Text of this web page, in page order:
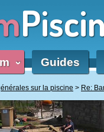
‹ Guides
sur la piscine Re: